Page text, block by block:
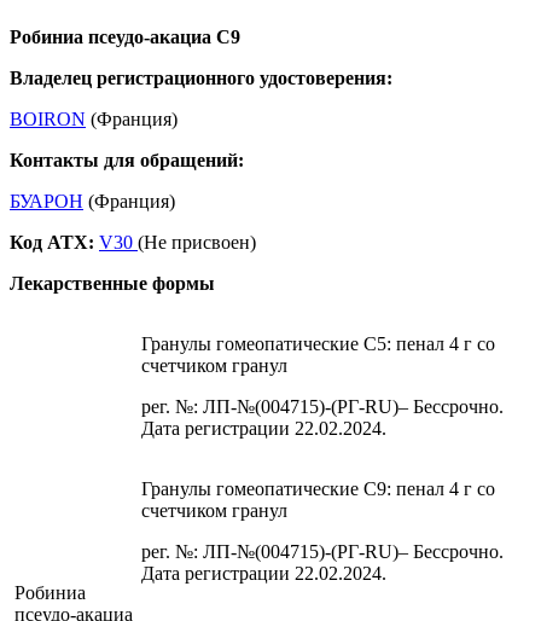
Робиниа псеудо-акациа С9
Владелец регистрационного удостоверения:
BOIRON (Франция)
Контакты для обращений:
БУАРОН (Франция)
Код ATX: V30 (Не присвоен)
Лекарственные формы
Робиниа
псеудо-акациа
Гранулы гомеопатические C5: пенал 4 г со
счетчиком гранул
рег. №: ЛП-№(004715)-(РГ-RU)– Бессрочно.
Дата регистрации 22.02.2024.
Гранулы гомеопатические C9: пенал 4 г со
счетчиком гранул
рег. №: ЛП-№(004715)-(РГ-RU)– Бессрочно.
Дата регистрации 22.02.2024.